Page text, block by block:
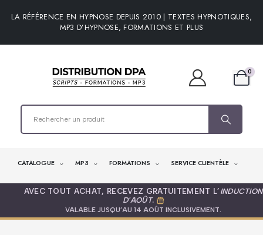
LA RÉFÉRENCE EN HYPNOSE DEPUIS 2010 | TEXTES HYPNOTIQUES,
MP3 D’HYPNOSE, FORMATIONS ET PLUS
0
CATALOGUE MP3 FORMATIONS SERVICE CLIENTÈLE
AVEC TOUT ACHAT, RECEVEZ GRATUITEMENT L’ INDUCTION
D'AOÛT.
VALABLE JUSQU’AU 14 AOÛT INCLUSIVEMENT.